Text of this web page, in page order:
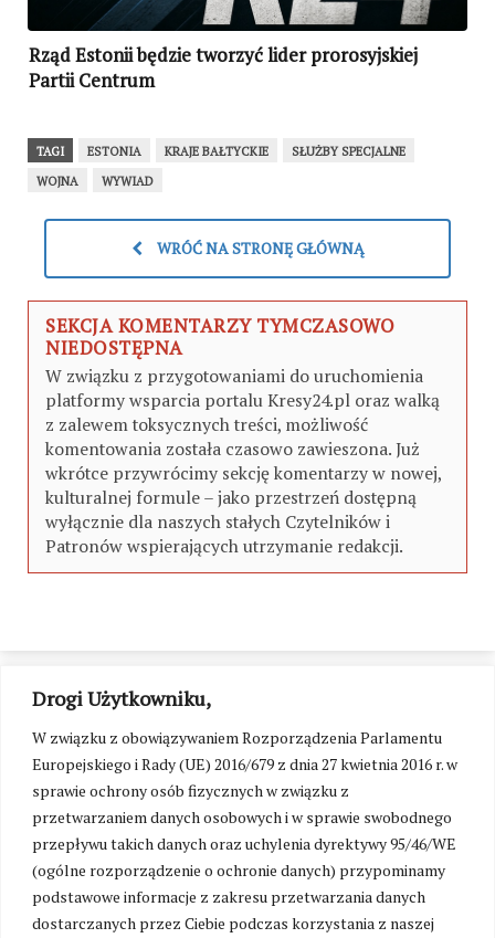
Drogi Użytkowniku,
W związku z obowiązywaniem Rozporządzenia Parlamentu
Europejskiego i Rady (UE) 2016/679 z dnia 27 kwietnia 2016 r. w
sprawie ochrony osób fizycznych w związku z
przetwarzaniem danych osobowych i w sprawie swobodnego
przepływu takich danych oraz uchylenia dyrektywy 95/46/WE
(ogólne rozporządzenie o ochronie danych) przypominamy
podstawowe informacje z zakresu przetwarzania danych
dostarczanych przez Ciebie podczas korzystania z naszej
Rząd Estonii będzie tworzyć lider prorosyjskiej
Partii Centrum
TAGI ESTONIA KRAJE BAŁTYCKIE
SŁUŻBY SPECJALNE
WOJNA
WYWIAD
WRÓĆ NA STRONĘ GŁÓWNĄ
SEKCJA KOMENTARZY TYMCZASOWO
NIEDOSTĘPNA
W związku z przygotowaniami do uruchomienia
platformy wsparcia portalu Kresy24.pl oraz walką
z zalewem toksycznych treści, możliwość
komentowania została czasowo zawieszona. Już
wkrótce przywrócimy sekcję komentarzy w nowej,
kulturalnej formule – jako przestrzeń dostępną
wyłącznie dla naszych stałych Czytelników i
Patronów wspierających utrzymanie redakcji.